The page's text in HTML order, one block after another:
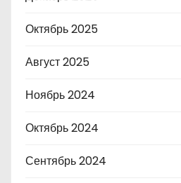
Октябрь 2025
Август 2025
Ноябрь 2024
Октябрь 2024
Сентябрь 2024